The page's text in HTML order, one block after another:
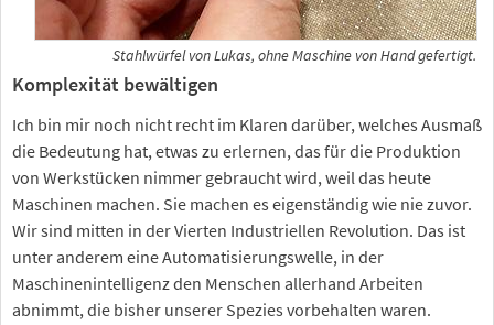
Stahlwürfel von Lukas, ohne Maschine von Hand gefertigt.
Komplexität bewältigen
Ich bin mir noch nicht recht im Klaren darüber, welches Ausmaß
die Bedeutung hat, etwas zu erlernen, das für die Produktion
von Werkstücken nimmer gebraucht wird, weil das heute
Maschinen machen. Sie machen es eigenständig wie nie zuvor.
Wir sind mitten in der Vierten Industriellen Revolution. Das ist
unter anderem eine Automatisierungswelle, in der
Maschinenintelligenz den Menschen allerhand Arbeiten
abnimmt, die bisher unserer Spezies vorbehalten waren.